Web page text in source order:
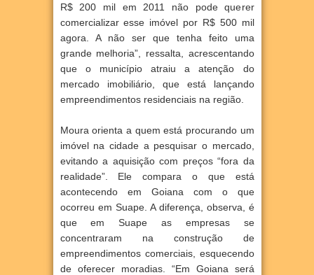
R$ 200 mil em 2011 não pode querer
comercializar esse imóvel por R$ 500 mil
agora. A não ser que tenha feito uma
grande melhoria”, ressalta, acrescentando
que o município atraiu a atenção do
mercado imobiliário, que está lançando
empreendimentos residenciais na região.
Moura orienta a quem está procurando um
imóvel na cidade a pesquisar o mercado,
evitando a aquisição com preços “fora da
realidade”. Ele compara o que está
acontecendo em Goiana com o que
ocorreu em Suape. A diferença, observa, é
que em Suape as empresas se
concentraram na construção de
empreendimentos comerciais, esquecendo
de oferecer moradias. “Em Goiana será